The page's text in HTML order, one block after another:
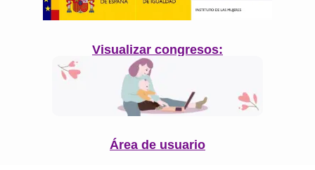
Visualizar congresos:
Área de usuario